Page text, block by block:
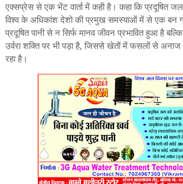
एक्सप्रेस से एक भेंट वार्ता में कही है। कहा कि प्रदूषित
विश्व के अधिकांश देशो की प्रमुख समस्याओं में से एक बन
प्रदूषित पानी से न सिर्फ मानव जीवन प्रभावित हुआ है
उर्वरा शक्ति पर भी पड़ा है, जिससे खेतों में फसलों से अनाज
रहा है।